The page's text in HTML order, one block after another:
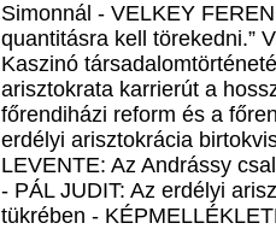
Simonnál - VELKEY
quantitásra kell törekedni.”
Kaszinó
arisztokrata karrierút a
főrendiházi reform és a
erdélyi arisztokrácia
LEVENTE: Az Andrássy
- PÁL JUDIT: Az erdélyi
tükrében -